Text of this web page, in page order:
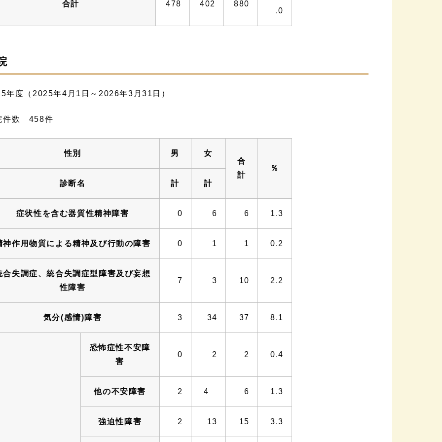
合計 478 402 880
.0
年度（2025年4月1日～2026年3月31日）
件数 458件
性別 男
女
合
計
％
診断名
計 計
症状性を含む器質性精神障害 0 6 6 1.3
神作用物質による精神及び行動の障害 0 1 1 0.2
合失調症、統合失調症型障害及び妄想
性障害
7 3 10 2.2
気分(感情)障害 3 34 37 8.1
恐怖症性不安障
害
0 2 2 0.4
他の不安障害 2 4 6 1.3
強迫性障害 2 13 15 3.3